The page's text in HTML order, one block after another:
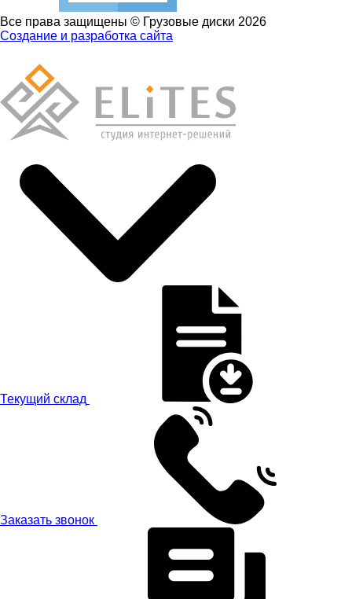
Все права защищены © Грузовые диски 2026
Создание и разработка сайта
Текущий склад
Заказать звонок